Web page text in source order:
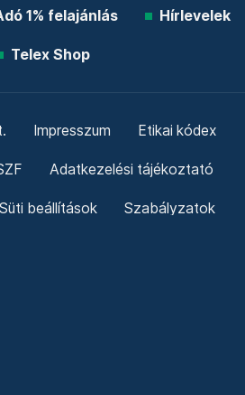
1% felajánlás Hírlevelek
Telex Shop
Impresszum Etikai kódex
Adatkezelési tájékoztató
Süti beállítások Szabályzatok